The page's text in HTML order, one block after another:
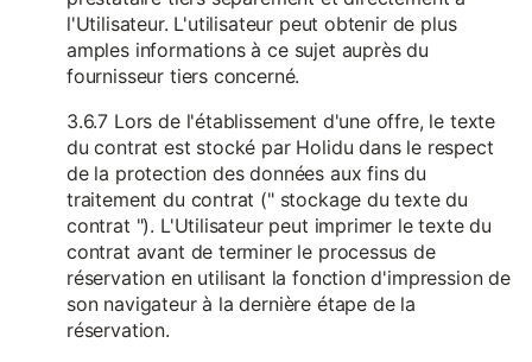
l'Utilisateur. L'utilisateur peut obtenir de plus
amples informations à ce sujet auprès du
fournisseur tiers concerné.
3.6.7 Lors de l'établissement d'une offre, le texte
du contrat est stocké par Holidu dans le respect
de la protection des données aux fins du
traitement du contrat (" stockage du texte du
contrat "). L'Utilisateur peut imprimer le texte du
contrat avant de terminer le processus de
réservation en utilisant la fonction d'impression de
son navigateur à la dernière étape de la
réservation.